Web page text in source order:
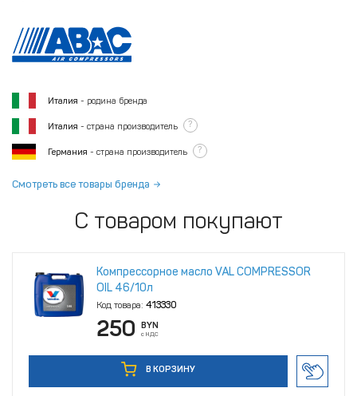
Италия - родина бренда
Италия - страна производитель ?
Германия - страна производитель ?
Смотреть все товары бренда
С товаром покупают
Компрессорное масло VAL COMPRESSOR
OIL 46/10л
Код товара: 413330
250 BYN
с НДС
В КОРЗИНУ